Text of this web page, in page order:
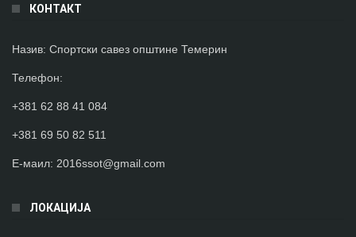
КОНТАКТ
Назив: Спортски савез општине Темерин
Телефон:
+381 62 88 41 084
+381 69 50 82 511
Е-маил: 2016ssot@gmail.com
ЛОКАЦИЈА